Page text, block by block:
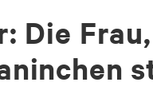
Die